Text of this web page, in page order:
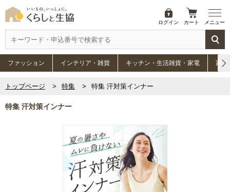
ログイン カート メニュー
ファッション インテリア・雑貨 キッチン・生活雑貨・家電 家具
トップページ 特集 特集 汗対策インナー
特集 汗対策インナー